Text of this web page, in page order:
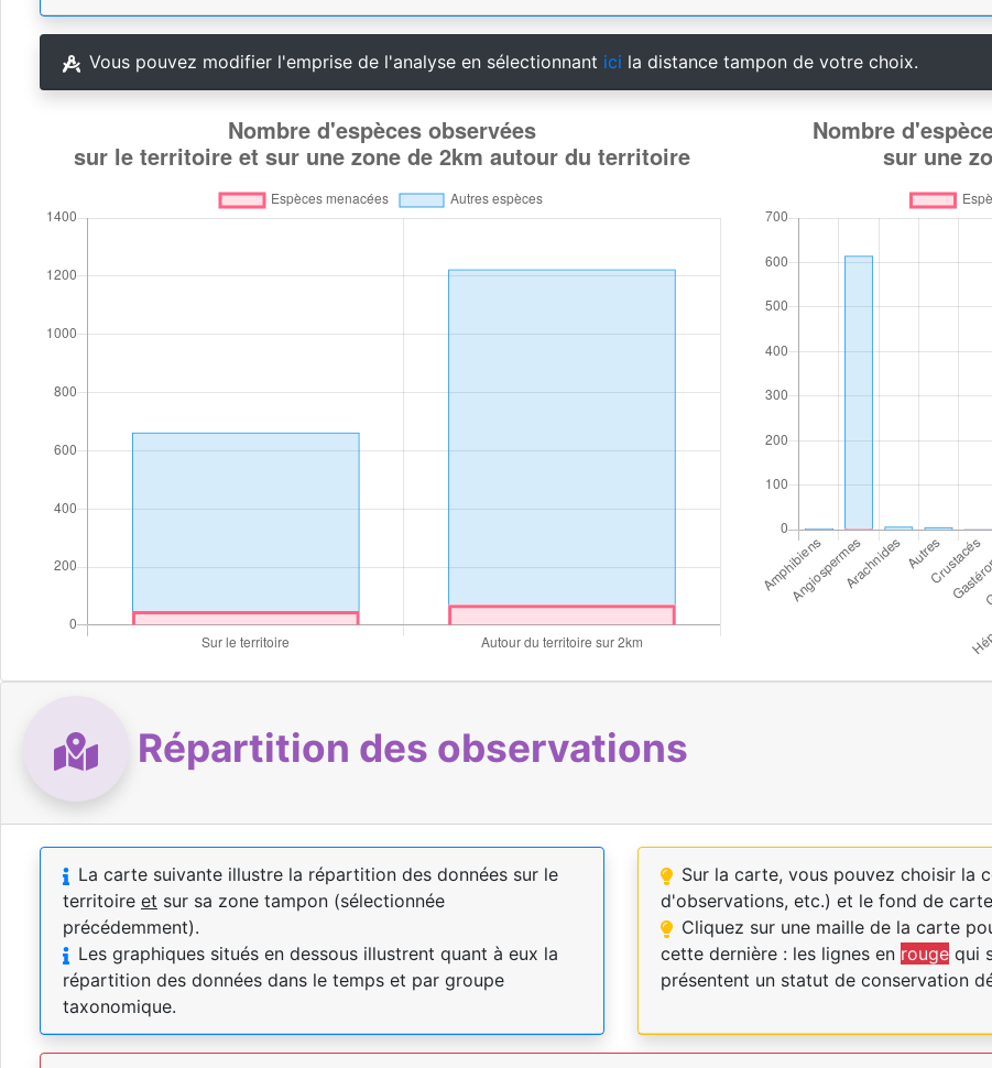
Vous pouvez modifier l'emprise de l'analyse en sélectionnant ici la distance tampon de votre choix.
Répartition des observations
La carte suivante illustre la répartition des données sur le
territoire et sur sa zone tampon (sélectionnée
précédemment).
Les graphiques situés en dessous illustrent quant à eux la
répartition des données dans le temps et par groupe
taxonomique.
Sur la carte, vous pouvez choisir la
d'observations, etc.) et le fond de
Cliquez sur une maille de la carte
cette dernière : les lignes en rougequi
présentent un statut de conservation